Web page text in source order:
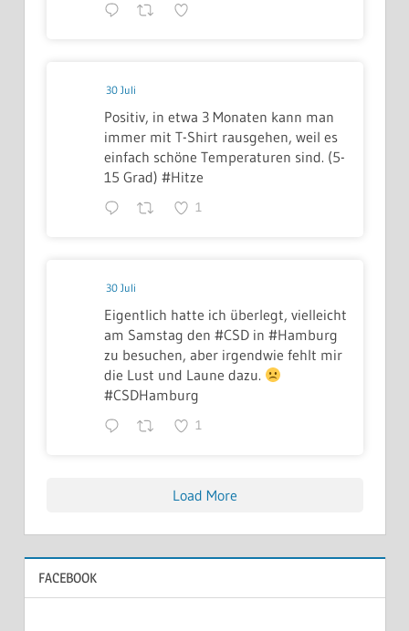
30 Juli
Positiv, in etwa 3 Monaten kann man
immer mit T-Shirt rausgehen, weil es
einfach schöne Temperaturen sind. (5-
15 Grad) #Hitze
1
30 Juli
Eigentlich hatte ich überlegt, vielleicht
am Samstag den #CSD in #Hamburg
zu besuchen, aber irgendwie fehlt mir
die Lust und Laune dazu.
#CSDHamburg
1
Load More
FACEBOOK